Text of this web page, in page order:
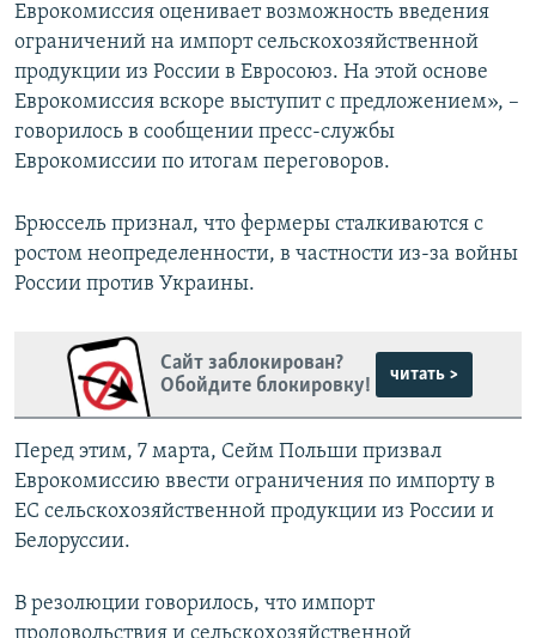
Еврокомиссия оценивает возможность введения
ограничений на импорт сельскохозяйственной
продукции из России в Евросоюз. На этой основе
Еврокомиссия вскоре выступит с предложением», –
говорилось в сообщении пресс-службы
Еврокомиссии по итогам переговоров.
Брюссель признал, что фермеры сталкиваются с
ростом неопределенности, в частности из-за войны
России против Украины.
Сайт заблокирован?
Обойдите блокировку!
читать >
Перед этим, 7 марта, Сейм Польши призвал
Еврокомиссию ввести ограничения по импорту в
ЕС сельскохозяйственной продукции из России и
Белоруссии.
В резолюции говорилось, что импорт